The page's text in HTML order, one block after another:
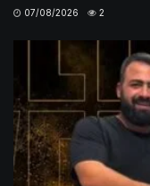
07/08/2026 2